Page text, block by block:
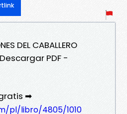
DEL CABALLERO
Descargar PDF -
➡
pl/libro/4805/1010